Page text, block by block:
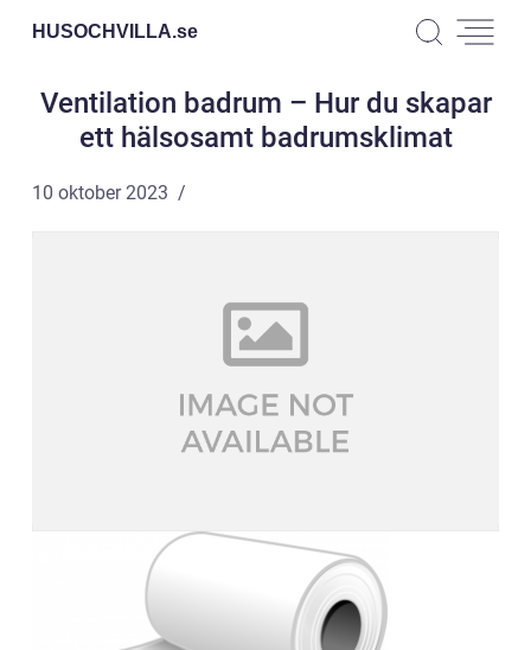
HUSOCHVILLA.se
Ventilation badrum – Hur du skapar
ett hälsosamt badrumsklimat
10 oktober 2023